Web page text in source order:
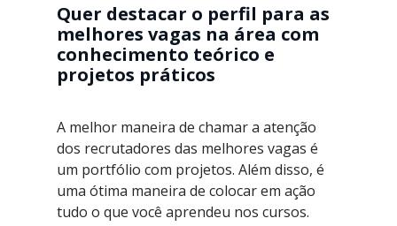
Quer destacar o perfil para as
melhores vagas na área com
conhecimento teórico e
projetos práticos
A melhor maneira de chamar a atenção
dos recrutadores das melhores vagas é
um portfólio com projetos. Além disso, é
uma ótima maneira de colocar em ação
tudo o que você aprendeu nos cursos.